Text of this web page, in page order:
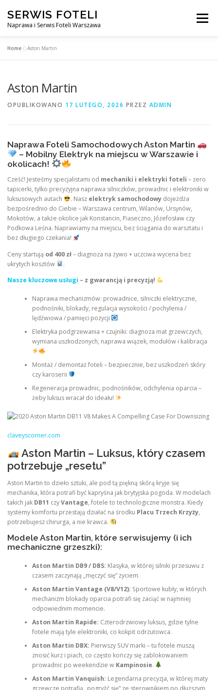
treści
SERWIS FOTELI
Naprawa i Serwis Foteli Warszawa
Menu
CENNIK USŁUG
Home »Aston Martin
Aston Martin
OPUBLIKOWANO 17 LUTEGO, 2026 PRZEZ ADMIN
Naprawa Foteli Samochodowych Aston Martin
– Mobilny Elektryk na miejscu w Warszawie i
okolicach!
Cześć! Jesteśmy specjalistami od mechaniki i elektryki foteli – zero
tapicerki, tylko precyzyjna naprawa silniczków, prowadnic i elektroniki w
luksusowych autach
. Nasz elektryk samochodowydojeżdża
bezpośrednio do Ciebie – Warszawa centrum, Wilanów, Ursynów,
Mokotów, a także okolice jak Konstancin, Piaseczno, Józefosław czy
Podkowa Leśna. Naprawiamy na miejscu, bez ściągania do warsztatu i
bez długiego czekania!
Ceny startują od 400 zł– diagnoza na żywo + uczciwa wycena bez
ukrytych kosztów
.
Nasze kluczowe usługi – z gwarancją i precyzją!
Naprawa mechanizmów: prowadnice, silniczki elektryczne,
podnośniki, blokady, regulacja wysokości / pochylenia /
lędźwiowa / pamięci pozycji
Elektryka podgrzewania + czujniki: diagnoza mat grzewczych,
wymiana uszkodzonych, naprawa wiązek, modułów i kalibracja
Montaż / demontaż foteli – bezpiecznie, bez uszkodzeń skóry
czy karoserii
Regeneracja prowadnic, podnośników, odchylenia oparcia –
żeby luksus wracał do ideału!
claveyscorner.com
Aston Martin – Luksus, który czasem
potrzebuje „resetu”
Aston Martin to dzieło sztuki, ale pod tą piękną skórą kryje się
mechanika, która potrafi być kapryśna jak brytyjska pogoda. W modelach
takich jak DB11 czyVantage, fotele to technologiczne monstra. Kiedy
systemy komfortu przestają działać na środku Placu Trzech Krzyży,
potrzebujesz chirurga, a nie krawca.
Modele Aston Martin, które serwisujemy (i ich
mechaniczne grzeszki):
Aston Martin DB9 / DBS: Klasyka, w której silniki przesuwu z
czasem zaczynają „męczyć się” życiem.
Aston Martin Vantage (V8/V12): Sportowe kubły, w których
mechanizm blokady oparcia potrafi się zaciąć w najmniej
odpowiednim momencie.
Aston Martin Rapide: Czterodrzwiowy luksus, gdzie tylne
fotele mają tyle elektroniki, co kokpit odrzutowca.
Aston Martin DBX: Pierwszy SUV marki – tu fotele muszą
znosić kurz i piach, co często kończy się zablokowaniem
prowadnic po weekendzie w Kampinosie.
Aston Martin Vanquish: Legendarna precyzja, w której maty
grzewcze potrafią „pogryźć się” ze sterownikiem po dłuższym